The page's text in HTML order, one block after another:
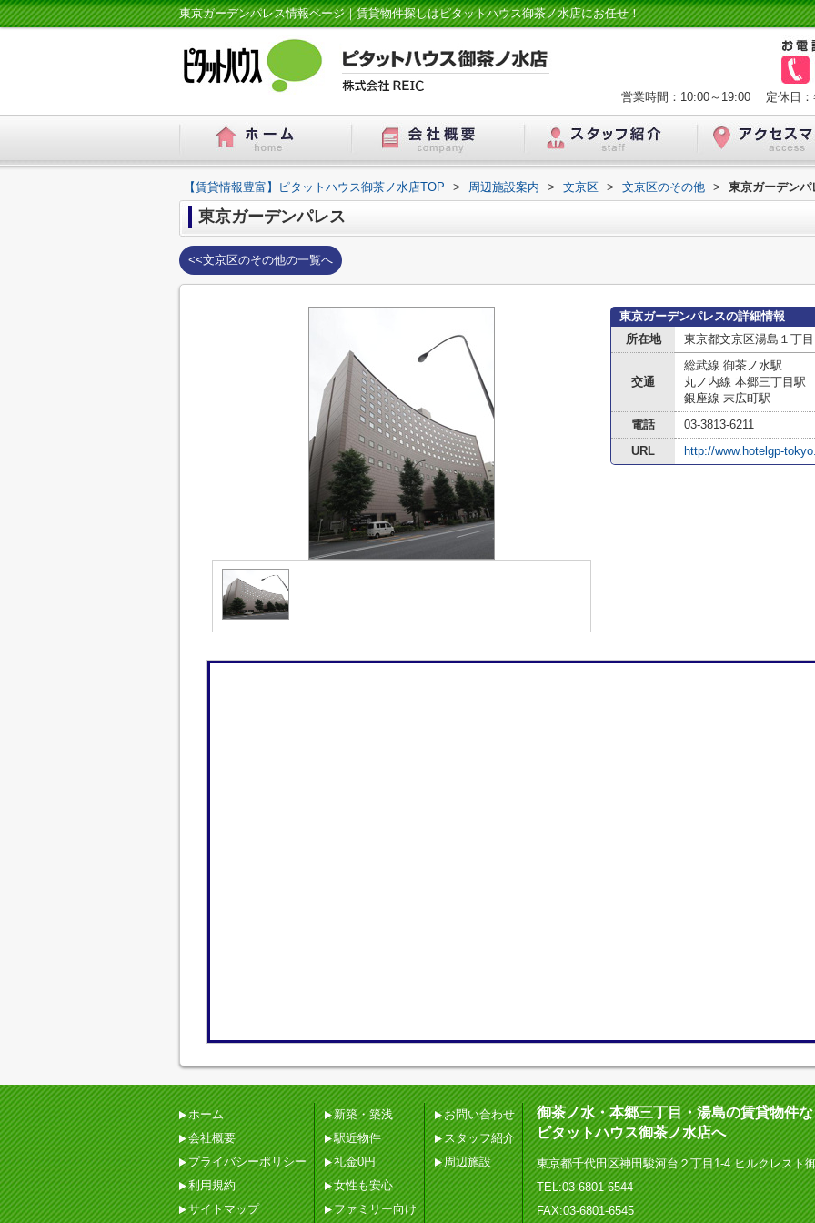
東京ガーデンパレス情報ページ｜賃貸物件探しはピタットハウス御茶ノ水店にお任せ！
営業時間：10:00～19:00 定休日
【賃貸情報豊富】ピタットハウス御茶ノ水店TOP > 周辺施設案内 > 文京区 > 文京区のその他 > 東京ガーデンパ
東京ガーデンパレス
<<文京区のその他の一覧へ
東京ガーデンパレスの詳細情報
所在地
東京都文京区湯島１丁目
交通
総武線 御茶ノ水駅
丸ノ内線 本郷三丁目駅
銀座線 末広町駅
電話
03-3813-6211
URL
http://www.hotelgp-
ホーム
会社概要
プライバシーポリシー
利用規約
サイトマップ
新築・築浅
駅近物件
礼金0円
女性も安心
ファミリー向け
お問い合わせ
スタッフ紹介
周辺施設
御茶ノ水・本郷三丁目・湯島の賃貸物件
ピタットハウス御茶ノ水店へ
東京都千代田区神田駿河台２丁目1-4 ヒルクレスト
TEL:03-6801-6544
FAX:03-6801-6545